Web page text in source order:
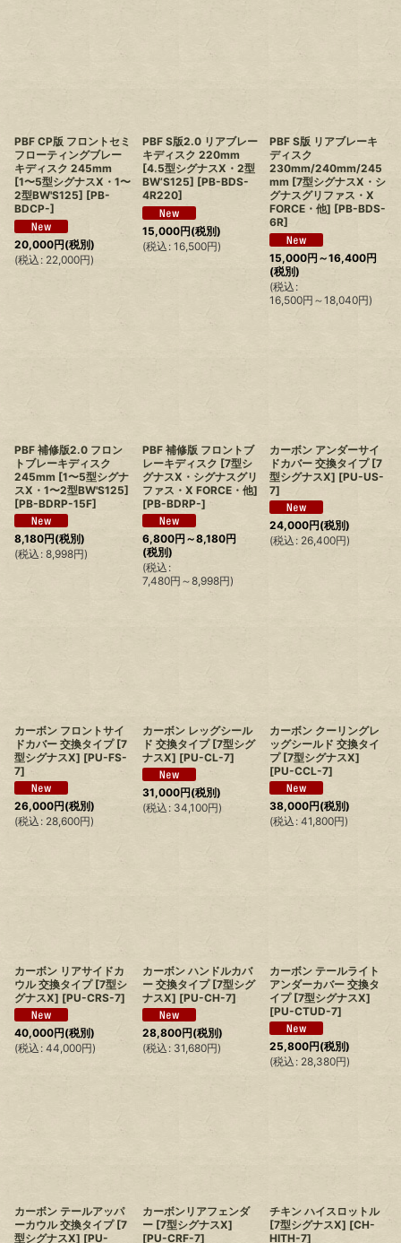
PBF CP版 フロントセミ
フローティングブレー
キディスク 245mm
[1〜5型シグナスX・1〜
2型BW'S125] [PB-
BDCP-]
20,000円(税別)
(税込 : 22,000円)
PBF S版2.0 リアブレー
キディスク 220mm
[4.5型シグナスX・2型
BW’S125] [PB-BDS-
4R220]
15,000円(税別)
(税込 : 16,500円)
PBF S版 リアブレーキ
ディスク
230mm/240mm/245
mm [7型シグナスX・シ
グナスグリファス・X
FORCE・他] [PB-BDS-
6R]
15,000円 ～16,400円
(税別)
(税込 :
16,500円 ～18,040円)
PBF 補修版2.0 フロン
トブレーキディスク
245mm [1〜5型シグナ
スX・1〜2型BW'S125]
[PB-BDRP-15F]
8,180円(税別)
(税込 : 8,998円)
PBF 補修版 フロントブ
レーキディスク [7型シ
グナスX・シグナスグリ
ファス・X FORCE・他]
[PB-BDRP-]
6,800円 ～8,180円
(税別)
(税込 :
7,480円 ～8,998円)
カーボン アンダーサイ
ドカバー 交換タイプ [7
型シグナスX] [PU-US-
7]
24,000円(税別)
(税込 : 26,400円)
カーボン フロントサイ
ドカバー 交換タイプ [7
型シグナスX] [PU-FS-
7]
26,000円(税別)
(税込 : 28,600円)
カーボン レッグシール
ド 交換タイプ [7型シグ
ナスX] [PU-CL-7]
31,000円(税別)
(税込 : 34,100円)
カーボン クーリングレ
ッグシールド 交換タイ
プ [7型シグナスX]
[PU-CCL-7]
38,000円(税別)
(税込 : 41,800円)
カーボン リアサイドカ
ウル 交換タイプ [7型シ
グナスX] [PU-CRS-7]
40,000円(税別)
(税込 : 44,000円)
カーボン ハンドルカバ
ー 交換タイプ [7型シグ
ナスX] [PU-CH-7]
28,800円(税別)
(税込 : 31,680円)
カーボン テールライト
アンダーカバー 交換タ
イプ [7型シグナスX]
[PU-CTUD-7]
25,800円(税別)
(税込 : 28,380円)
カーボン テールアッパ
ーカウル 交換タイプ [7
型シグナスX] [PU-
カーボンリアフェンダ
ー [7型シグナスX]
[PU-CRF-7]
チキン ハイスロットル
[7型シグナスX] [CH-
HITH-7]